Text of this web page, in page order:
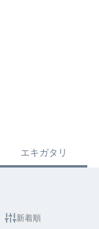
エキガタリ
新着順